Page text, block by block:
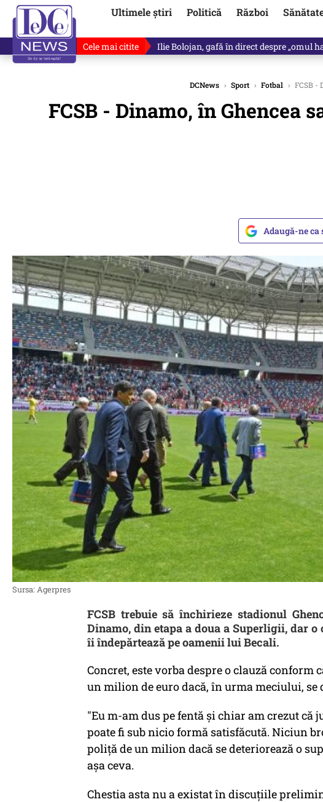
Ultimele știri Politică Război
Cele mai citite Ilie Bolojan, gafă în direct despre „omul
DCNews › Sport › Fotbal › FCSB -
FCSB - Dinamo, în Ghencea
Adaugă-ne ca
Sursa: Agerpres
FCSB trebuie să închirieze stadionul
Dinamo, din etapa a doua a Superligii, dar
îi îndepărtează pe oamenii lui Becali.
Concret, este vorba despre o clauză conform
un milion de euro dacă, în urma meciului, se
"Eu m-am dus pe fentă și chiar am crezut că
poate fi sub nicio formă satisfăcută. Niciun
poliță de un milion dacă se deteriorează o
așa ceva.
Chestia asta nu a existat în discuțiile